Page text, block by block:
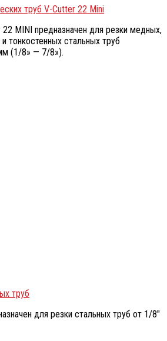
труб V-Cutter 22 Mini
MINI предназначен для резки медных,
тонкостенных стальных труб
(1/8» — 7/8»).
труб
для резки стальных труб от 1/8″